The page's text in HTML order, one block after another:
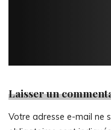
Laisser un
Votre adresse e-mail ne